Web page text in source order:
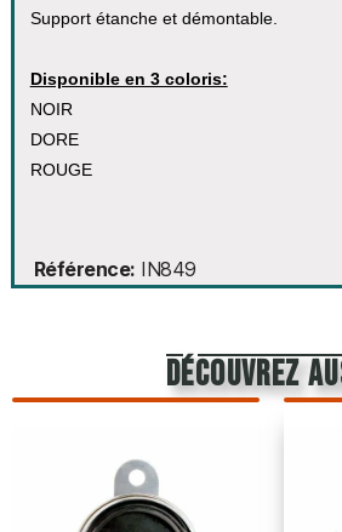
Support étanche et démontable.
Disponible en 3 coloris:
NOIR
DORE
ROUGE
Référence IN849
découvrez